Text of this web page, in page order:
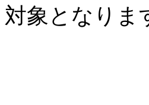
対象となりま